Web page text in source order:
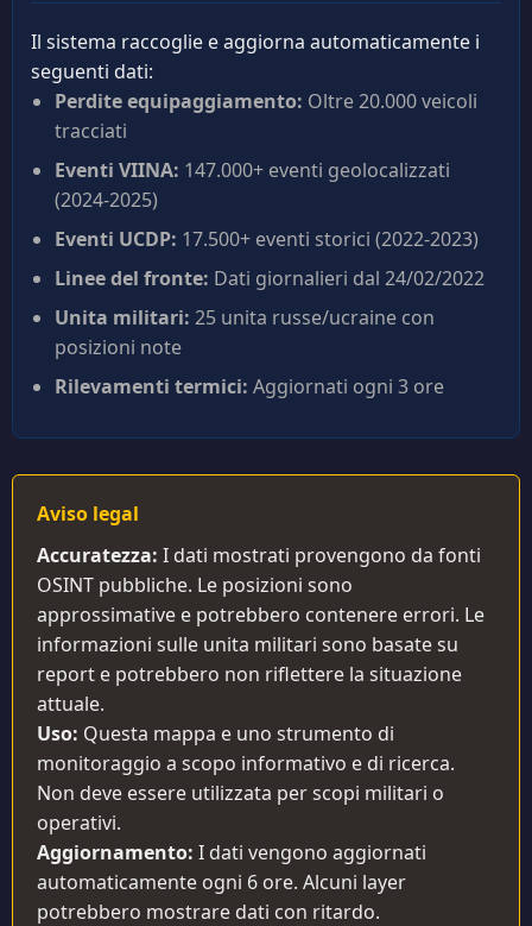
Il sistema raccoglie e aggiorna automaticamente i
seguenti dati:
Perdite equipaggiamento: Oltre 20.000 veicoli
tracciati
Eventi VIINA: 147.000+ eventi geolocalizzati
(2024-2025)
Eventi UCDP: 17.500+ eventi storici (2022-2023)
Linee del fronte: Dati giornalieri dal 24/02/2022
Unita militari: 25 unita russe/ucraine con
posizioni note
Rilevamenti termici: Aggiornati ogni 3 ore
Aviso legal
Accuratezza: I dati mostrati provengono da fonti
OSINT pubbliche. Le posizioni sono
approssimative e potrebbero contenere errori. Le
informazioni sulle unita militari sono basate su
report e potrebbero non riflettere la situazione
attuale.
Uso: Questa mappa e uno strumento di
monitoraggio a scopo informativo e di ricerca.
Non deve essere utilizzata per scopi militari o
operativi.
Aggiornamento: I dati vengono aggiornati
automaticamente ogni 6 ore. Alcuni layer
potrebbero mostrare dati con ritardo.